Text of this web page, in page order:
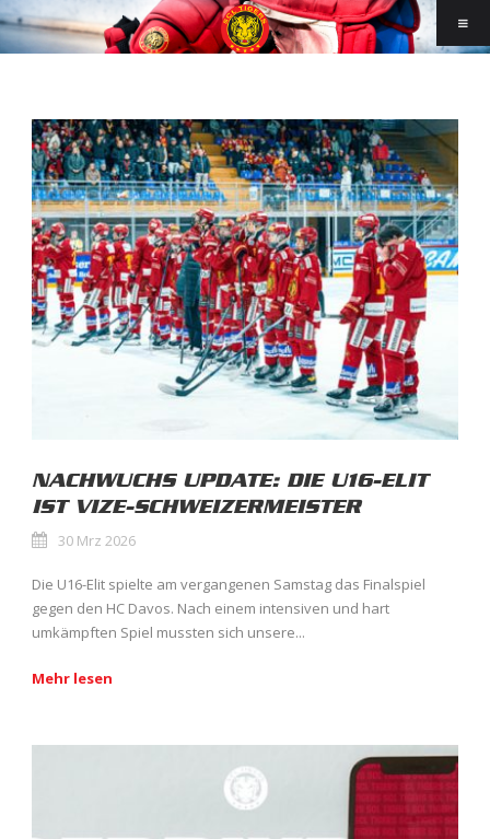
NACHWUCHS UPDATE: DIE U16-ELIT
IST VIZE-SCHWEIZERMEISTER
30 Mrz 2026
Die U16-Elit spielte am vergangenen Samstag das Finalspiel
gegen den HC Davos. Nach einem intensiven und hart
umkämpften Spiel mussten sich unsere...
Mehr lesen